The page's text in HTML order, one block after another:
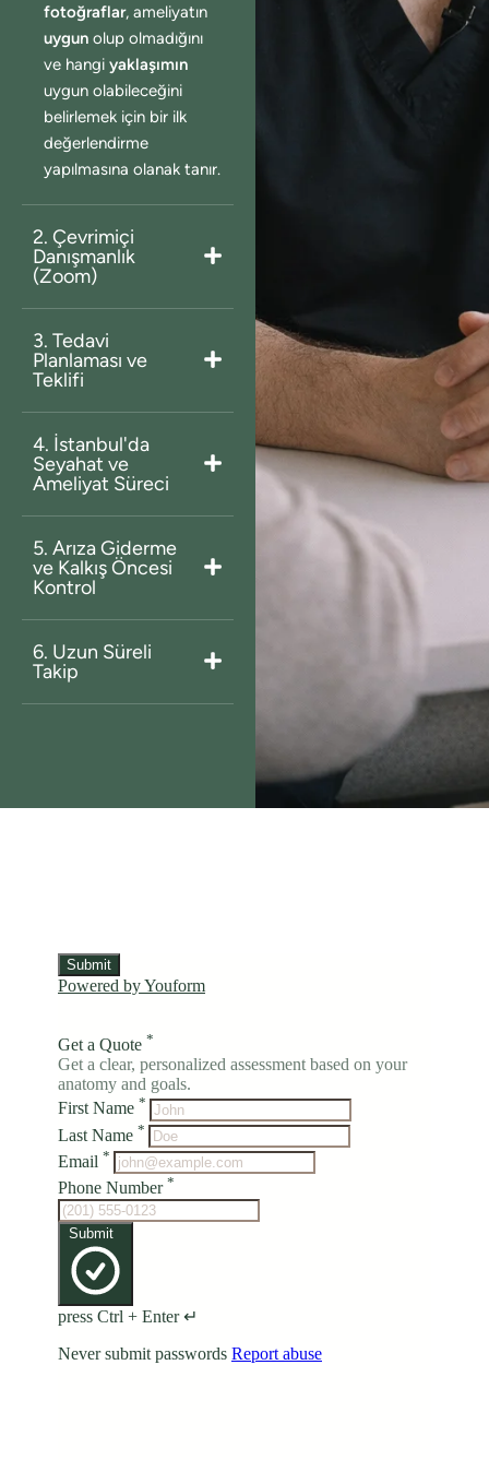
fotoğraflar, ameliyatın
uygun olup olmadığını
ve hangi yaklaşımın
uygun olabileceğini
belirlemek için bir ilk
değerlendirme
yapılmasına olanak tanır.
2. Çevrimiçi
Danışmanlık
(Zoom)
3. Tedavi
Planlaması ve
Teklifi
4. İstanbul'da
Seyahat ve
Ameliyat Süreci
5. Arıza Giderme
ve Kalkış Öncesi
Kontrol
6. Uzun Süreli
Takip